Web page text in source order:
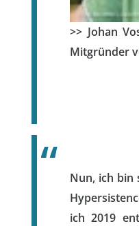
>> Johan
Mitgründer
Nun, ich bin
ich 2019